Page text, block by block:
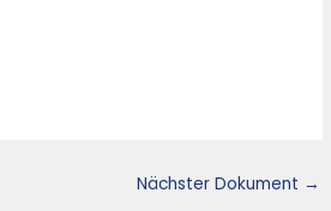
Nächster Dokument →